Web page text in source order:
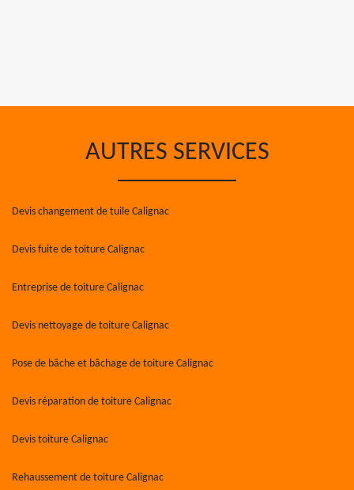
AUTRES SERVICES
Devis changement de tuile Calignac
Devis fuite de toiture Calignac
Entreprise de toiture Calignac
Devis nettoyage de toiture Calignac
Pose de bâche et bâchage de toiture Calignac
Devis réparation de toiture Calignac
Devis toiture Calignac
Rehaussement de toiture Calignac